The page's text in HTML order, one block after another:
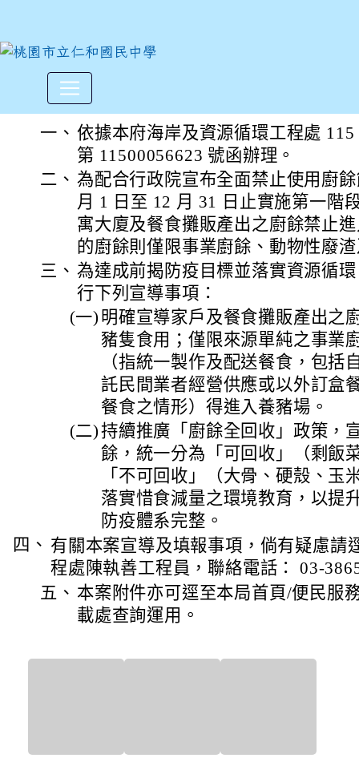
桃園市「家戶廚餘禁養豬隻
一、 依據本府海岸及資源循環工程處
第 11500056623 號函辦理。
二、 為配合行政院宣布全面禁止使用廚
月 1 日至 12 月 31 日止實施第一階
寓大廈及餐食攤販產出之廚餘禁止
的廚餘則僅限事業廚餘、動物性廢
三、 為達成前揭防疫目標並落實資源循
行下列宣導事項：
(一) 明確宣導家戶及餐食攤販產出之
豬隻食用；僅限來源單純之事業
（指統一製作及配送餐食，包括
託民間業者經營供應或以外訂盒
餐食之情形）得進入養豬場。
(二)持續推廣「廚餘全回收」政策，
餘，統一分為「可回收」（剩飯
「不可回收」（大骨、硬殼、玉
落實惜食減量之環境教育，以提
防疫體系完整。
四、 有關本案宣導及填報事項，倘有疑慮請
程處陳執善工程員，聯絡電話： 03-
五、 本案附件亦可逕至本局首頁/便民服
載處查詢運用。